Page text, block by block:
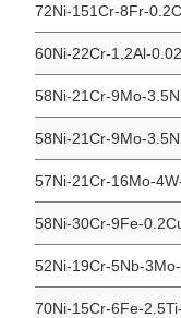
72Ni-151Cr-
60Ni-22Cr-
58Ni-21Cr-
58Ni-21Cr-
57Ni-21Cr-
58Ni-30Cr-9Fe-
52Ni-19Cr-
70Ni-15Cr-6Fe-